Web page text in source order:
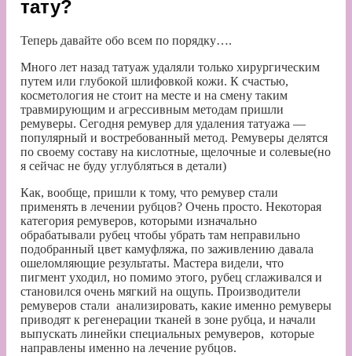
тату?
Теперь давайте обо всем по порядку….
Много лет назад татуаж удаляли только хирургическим
путем или глубокой шлифовкой кожи. К счастью,
косметология не стоит на месте и на смену таким
травмирующим и агрессивным методам пришли
ремуверы. Сегодня ремувер для удаления татуажа —
популярный и востребованный метод. Ремуверы делятся
по своему составу на кислотные, щелочные и солевые(но
я сейчас не буду углубляться в детали)
Как, вообще, пришли к тому, что ремувер стали
применять в лечении рубцов? Очень просто. Некоторая
категория ремуверов, которыми изначально
обрабатывали рубец чтобы убрать там неправильно
подобранный цвет камуфляжа, по заживлению давала
ошеломляющие результаты. Мастера видели, что
пигмент уходил, но помимо этого, рубец сглаживался и
становился очень мягкий на ощупь. Производители
ремуверов стали анализировать, какие именно ремуверы
приводят к регенерации тканей в зоне рубца, и начали
выпускать линейки специальных ремуверов, которые
направлены именно на лечение рубцов.